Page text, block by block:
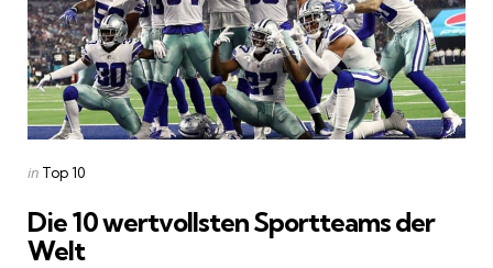
Posted
in Top 10
Die 10 wertvollsten Sportteams der
Welt